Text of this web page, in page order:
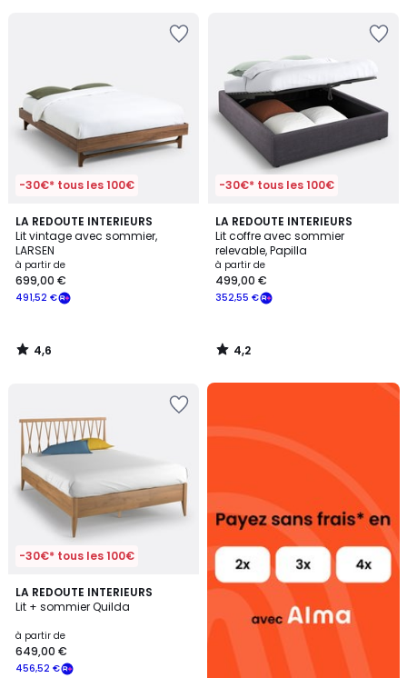
-30€* tous les 100€
LA REDOUTE INTERIEURS
Lit vintage avec sommier,
LARSEN
à partir de
491,52 €
699,00 €
4,6
/ 5
4,6
/
-30€* tous les 100€
LA REDOUTE INTERIEURS
Lit coffre avec sommier
relevable, Papilla
à partir de
352,55 €
499,00 €
4,2
/ 5
4,2
/
-30€* tous les 100€
LA REDOUTE INTERIEURS
Lit + sommier Quilda
à partir de
456,52 €
649,00 €
4,5
/ 5
Alma
sans